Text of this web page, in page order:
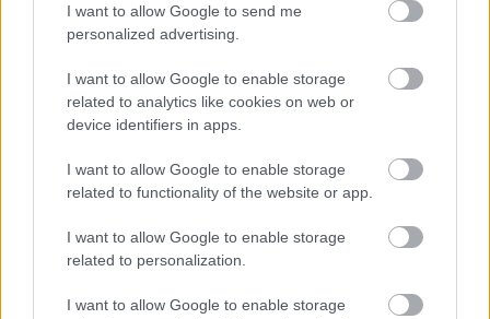
I want to allow Google to send me
personalized advertising.
I want to allow Google to enable storage
related to analytics like cookies on web or
device identifiers in apps.
I want to allow Google to enable storage
related to functionality of the website or app.
I want to allow Google to enable storage
related to personalization.
I want to allow Google to enable storage
Belváros-Lipótváros
játszótér
Város-Teampannon Kereskedelmi és Szolgáltató Kft.
parkfelújítás
Újragondolják Lipótváros rejtett, zöld parkját
Indulhat a Honvéd tér megújításának tervezése, ahol a
klímatudatos gondolkodás és a helyi identitás erősítése kerül a
mesél – megújul a tatai Angolkert